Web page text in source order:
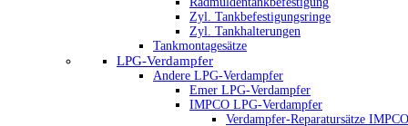
Zyl. Tankbefestigungsringe
Zyl. Tankhalterungen
Tankmontagesätze
LPG-Verdampfer
Andere LPG-Verdampfer
Emer LPG-Verdampfer
IMPCO LPG-Verdampfer
Verdampfer-Reparatursätze IMPCO